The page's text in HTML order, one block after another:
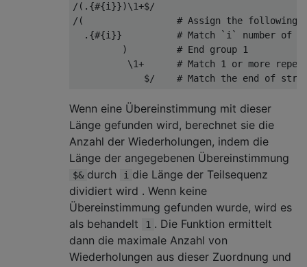
/(.{#{i}})\1+$/
/(                 # Assign the following
.{#{i}}          # Match `i` number of
         )         # End group 1
\1+      # Match 1 or more
Wenn eine Übereinstimmung mit dieser
Länge gefunden wird, berechnet sie die
Anzahl der Wiederholungen, indem die
Länge der angegebenen Übereinstimmung
$& durch i die Länge der Teilsequenz
dividiert wird . Wenn keine
Übereinstimmung gefunden wurde, wird es
als behandelt
1 . Die Funktion ermittelt
dann die maximale Anzahl von
Wiederholungen aus dieser Zuordnung und